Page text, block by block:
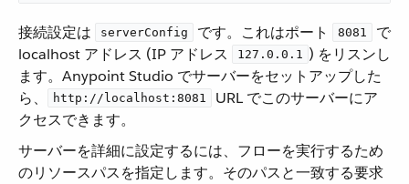
接続設定は ​ serverConfig ​ です。これはポート ​ 8081
​ で
localhost アドレス (IP アドレス ​
127.0.0.1 ​) をリスンし
ます。Anypoint Studio でサーバーをセットアップした
ら、​
http://localhost:8081
​ URL でこのサーバーにア
クセスできます。
サーバーを詳細に設定するには、フローを実行するため
のリソースパスを指定します。そのパスと一致する要求